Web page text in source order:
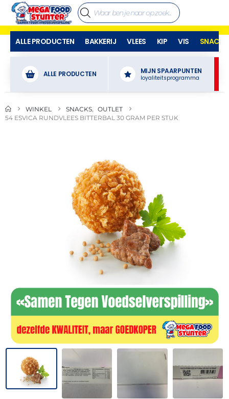
ALLE PRODUCTEN BAKKERIJ VLEES KIP VIS SNACKS
ALLE PRODUCTEN MIJN SPAARPUNTEN
loyaliteitsprogramma
WINKEL SNACKS
OUTLET
54 ESVICA RUNDVLEES BITTERBAL 30 GRAM PER STUK